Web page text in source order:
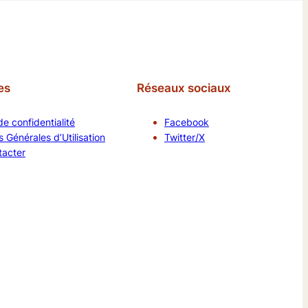
confidentialité
Générales d’Utilisation
Réseaux sociaux
Facebook
Twitter/X